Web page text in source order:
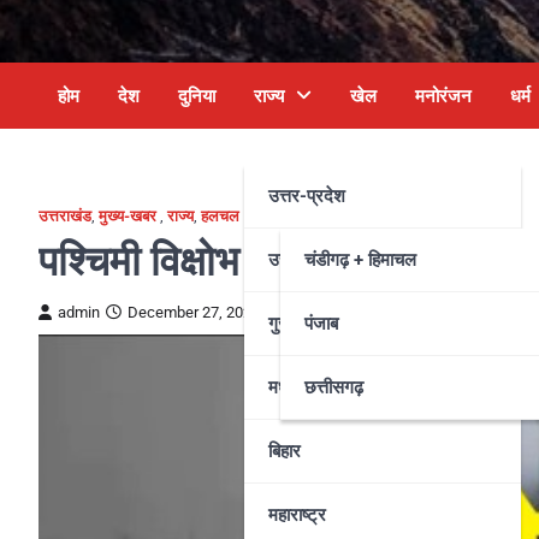
होम देश दुनिया राज्य
उत्तर-प्रदेश
उत्तराखंडचंडीगढ़ + हिमाचल
गुजरातपंजाब
छत्तीसगढ़
मध्य प्रदेश
बिहार
महाराष्ट्र
खेल मनोरंजन धर्म
उत्तराखंड,मुख्य-खबर,राज्य,हलचल
पश्चिमी विक्षोभ सक्रिय, उत्तराखंड
admin December 27, 2024